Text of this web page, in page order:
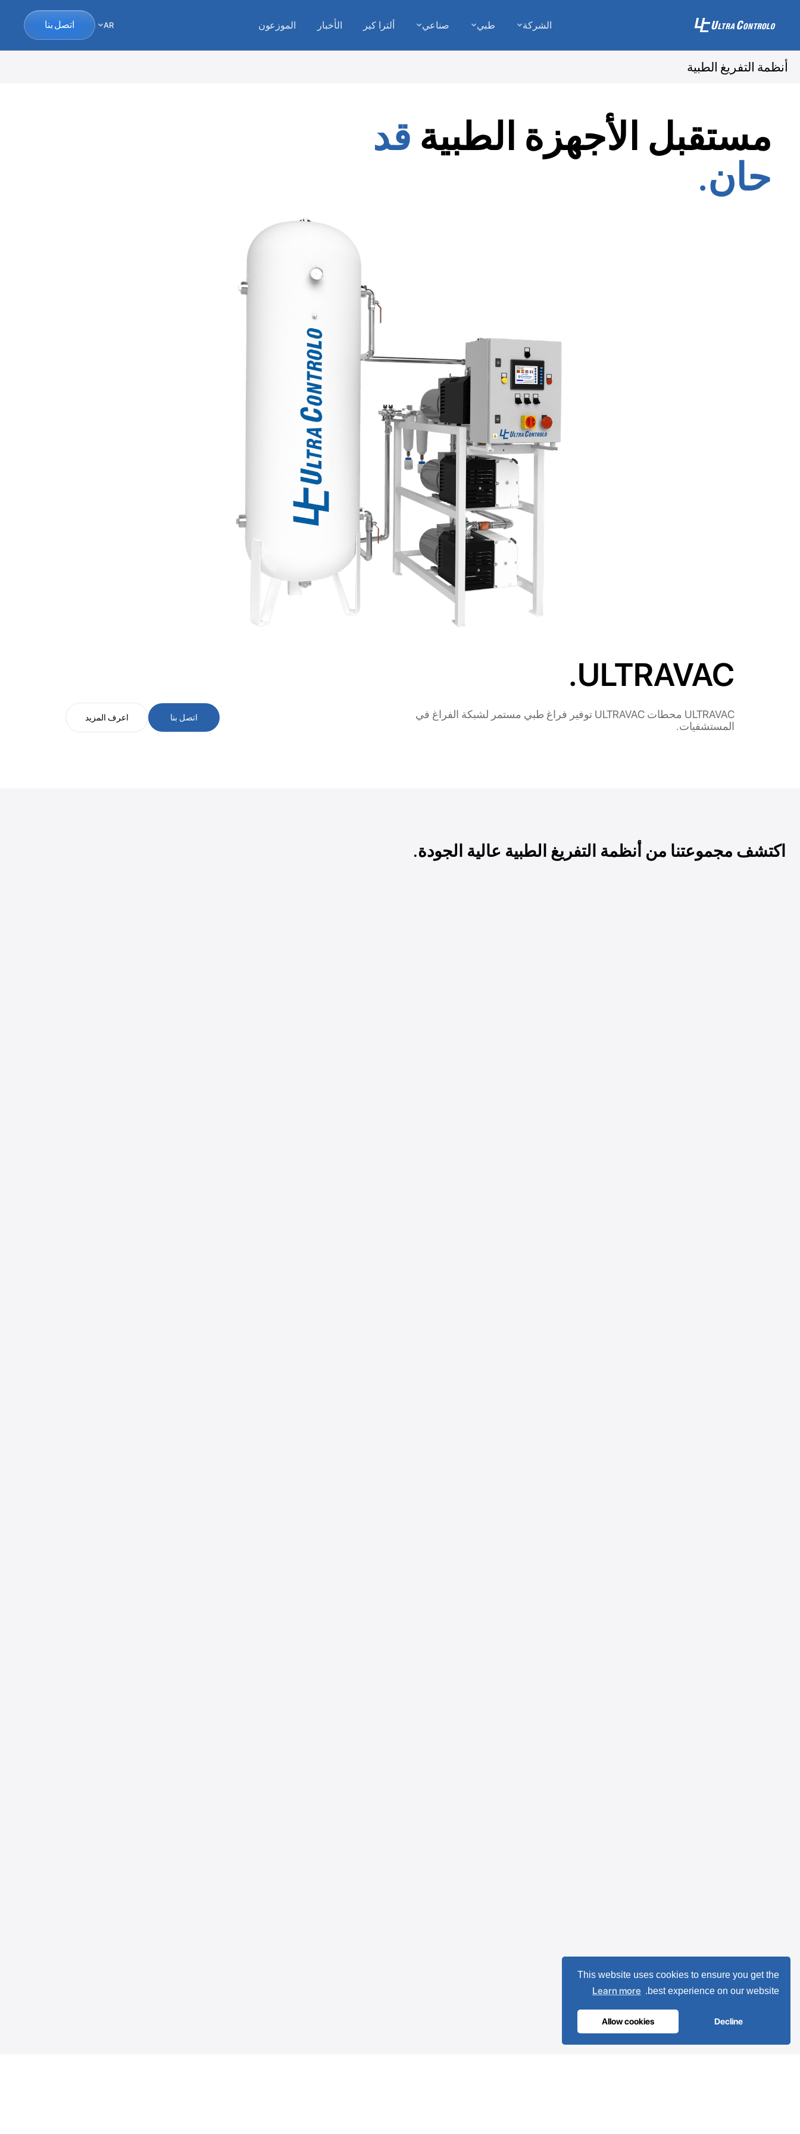
This website uses cookies to ensure you get the
best experience on our website.
Learn more
Decline
Allow cookies
الشركة طبي صناعي ألترا كير الأخبار الموزعون AR اتصل بنا
أنظمة التفريغ الطبية
مستقبل الأجهزة الطبية قد
حان.
ULTRAVAC.
ULTRAVAC محطات ULTRAVAC توفير فراغ طبي مستمر لشبكة الفراغ في
المستشفيات.
اتصل بنا اعرف المزيد
اكتشف مجموعتنا من أنظمة التفريغ الطبية عالية الجودة.